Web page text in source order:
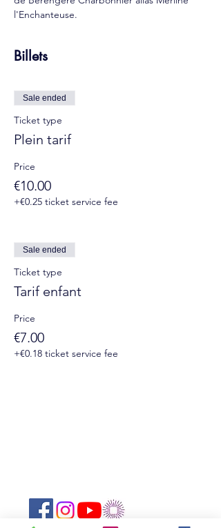
l'Enchanteuse.
Billets
Sale ended
Ticket type
Plein tarif
Price
€10.00
+€0.25 ticket service fee
Sale ended
Ticket type
Tarif enfant
Price
€7.00
+€0.18 ticket service fee